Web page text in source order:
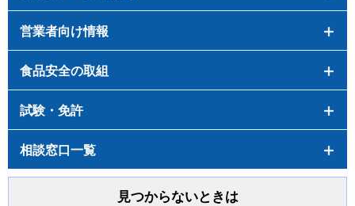
営業者向け情報
食品安全の取組
試験・免許
相談窓口一覧
見つからないときは